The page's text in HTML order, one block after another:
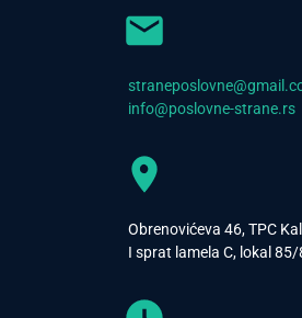
info@poslovne-strane.rs
Obrenovićeva 46, TPC
I sprat lamela C, lokal 85/